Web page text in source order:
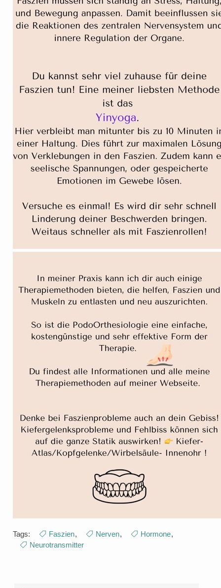
Tags: Faszien, Nerven, Hormone,
Neurotransmitter